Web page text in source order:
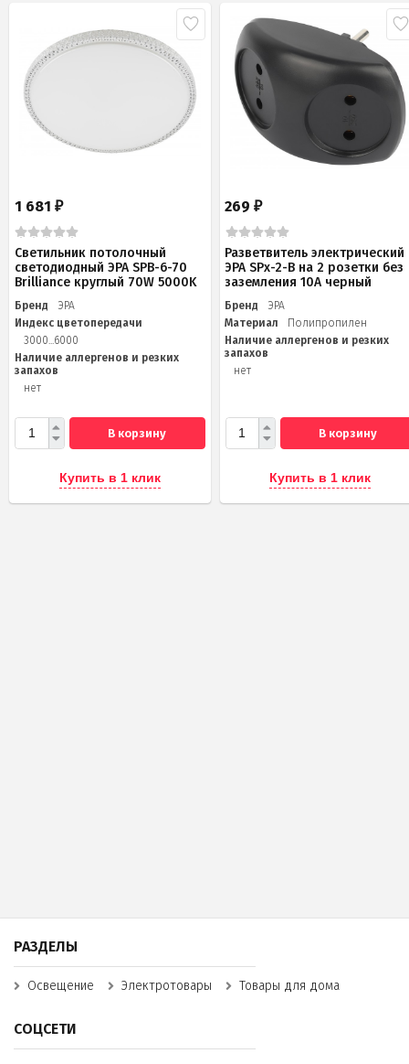
1 681 ₽
Светильник потолочный
светодиодный ЭРА SPB-6-70
Brilliance круглый 70W 5000K
Бренд
ЭРА
Индекс цветопередачи
3000...6000
Наличие аллергенов и резких
запахов
нет
В корзину
Купить в 1 клик
269₽
Разветвитель электрический
ЭРА SPx-2-B на 2 розетки без
заземления 10А черный
Бренд
ЭРА
Материал
Полипропилен
Наличие аллергенов и резких
запахов
нет
В корзину
Купить в 1 клик
РАЗДЕЛЫ
Освещение Электротовары Товары для дома
СОЦСЕТИ